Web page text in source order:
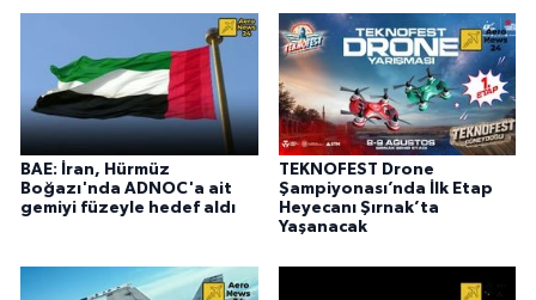
BAE: İran, Hürmüz
Boğazı'nda ADNOC'a ait
gemiyi füzeyle hedef aldı
TEKNOFEST Drone
Şampiyonası’nda İlk Etap
Heyecanı Şırnak’ta
Yaşanacak